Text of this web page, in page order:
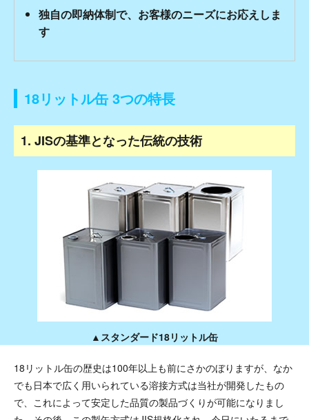
独自の即納体制で、お客様のニーズにお応えしま
す
18リットル缶 3つの特長
1. JISの基準となった伝統の技術
▲スタンダード18リットル缶
18リットル缶の歴史は100年以上も前にさかのぼりますが、なか
でも日本で広く用いられている溶接方式は当社が開発したもの
で、これによって安定した品質の製品づくりが可能になりまし